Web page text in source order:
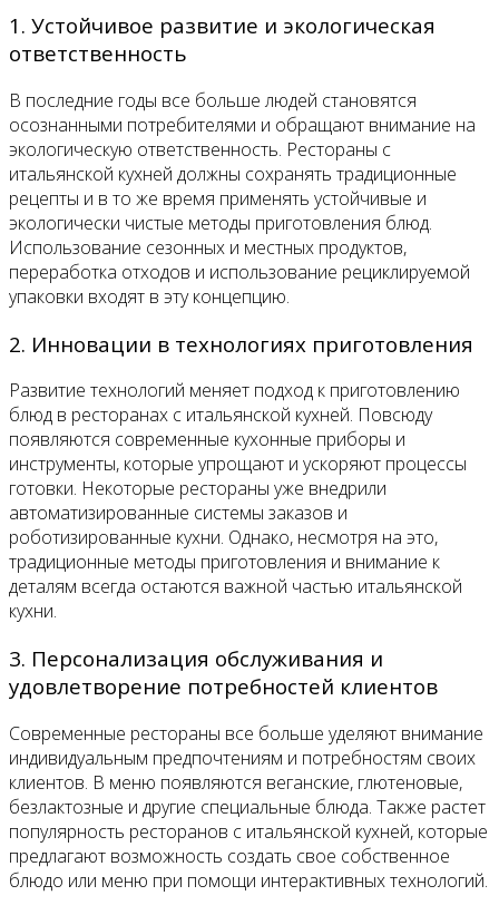
1. Устойчивое развитие и экологическая
ответственность
В последние годы все больше людей становятся
осознанными потребителями и обращают внимание на
экологическую ответственность. Рестораны с
итальянской кухней должны сохранять традиционные
рецепты и в то же время применять устойчивые и
экологически чистые методы приготовления блюд.
Использование сезонных и местных продуктов,
переработка отходов и использование рециклируемой
упаковки входят в эту концепцию.
2. Инновации в технологиях приготовления
Развитие технологий меняет подход к приготовлению
блюд в ресторанах с итальянской кухней. Повсюду
появляются современные кухонные приборы и
инструменты, которые упрощают и ускоряют процессы
готовки. Некоторые рестораны уже внедрили
автоматизированные системы заказов и
роботизированные кухни. Однако, несмотря на это,
традиционные методы приготовления и внимание к
деталям всегда остаются важной частью итальянской
кухни.
3. Персонализация обслуживания и
удовлетворение потребностей клиентов
Современные рестораны все больше уделяют внимание
индивидуальным предпочтениям и потребностям своих
клиентов. В меню появляются веганские, глютеновые,
безлактозные и другие специальные блюда. Также растет
популярность ресторанов с итальянской кухней, которые
предлагают возможность создать свое собственное
блюдо или меню при помощи интерактивных технологий.